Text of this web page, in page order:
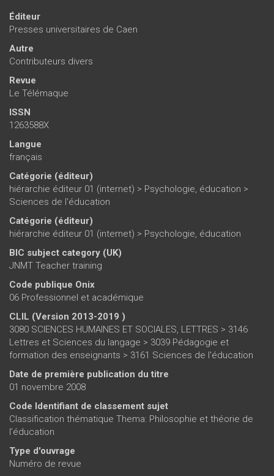
Éditeur
Presses universitaires de Caen
Autre
Contributeurs divers
Revue
Le Télémaque
ISSN
1263588X
Langue
français
Catégorie (éditeur)
hiérarchie éditeur 01 (internet) > Psychologie, éducation >
Sciences de l'éducation
Catégorie (éditeur)
hiérarchie éditeur 01 (internet) > Psychologie, éducation
BIC subject category (UK)
JNMT Teacher training
Code publique Onix
06 Professionnel et académique
CLIL (Version 2013-2019 )
3080 SCIENCES HUMAINES ET SOCIALES, LETTRES > 3146
Lettres et Sciences du langage > 3039 Pédagogie et
formation des enseignants > 3161 Sciences de l'éducation
Date de première publication du titre
01 novembre 2008
Code Identifiant de classement sujet
Classification thématique Thema: Philosophie et théorie de
l’éducation
Type d'ouvrage
Numéro de revue